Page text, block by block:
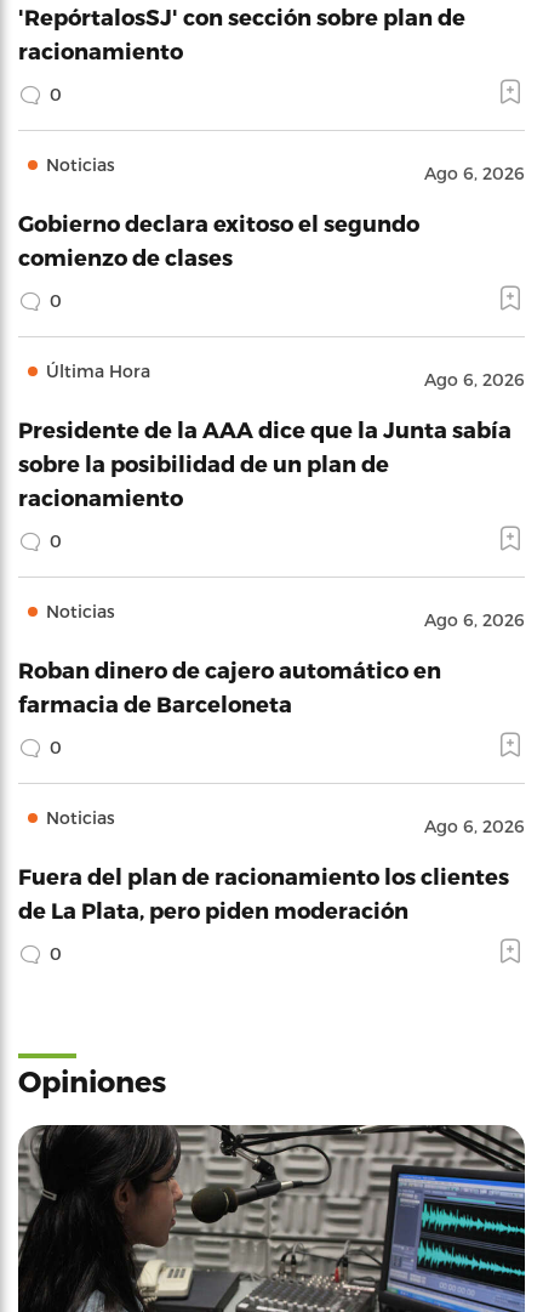
'RepórtalosSJ' con sección sobre plan de
racionamiento
0
Noticias Ago 6, 2026
Gobierno declara exitoso el segundo
comienzo de clases
0
Última Hora Ago 6, 2026
Presidente de la AAA dice que la Junta sabía
sobre la posibilidad de un plan de
racionamiento
0
Noticias Ago 6, 2026
Roban dinero de cajero automático en
farmacia de Barceloneta
0
Noticias Ago 6, 2026
Fuera del plan de racionamiento los clientes
de La Plata, pero piden moderación
0
Opiniones